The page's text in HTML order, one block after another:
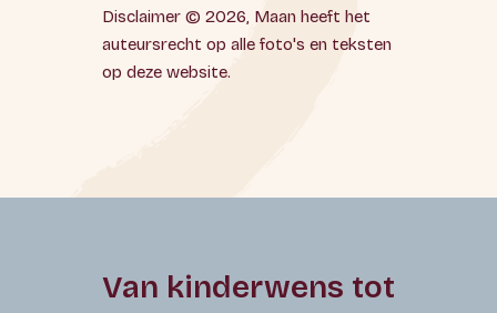
Disclaimer © 2026, Maan heeft het
auteursrecht op alle foto's en teksten
op deze website.
Van kinderwens tot